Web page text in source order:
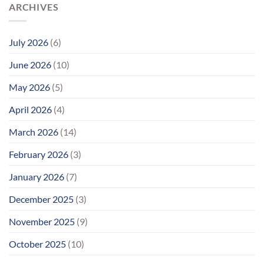
ARCHIVES
July 2026 (6)
June 2026 (10)
May 2026 (5)
April 2026 (4)
March 2026 (14)
February 2026 (3)
January 2026 (7)
December 2025 (3)
November 2025 (9)
October 2025 (10)